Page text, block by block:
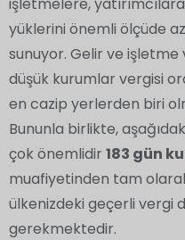
yüklerini önemli ölçüde
sunuyor. Gelir ve işletme
düşük kurumlar vergisi
en cazip yerlerden biri
Bununla birlikte,
çok önemlidir 183 gün
muafiyetinden tam
ülkenizdeki geçerli vergi
gerekmektedir.